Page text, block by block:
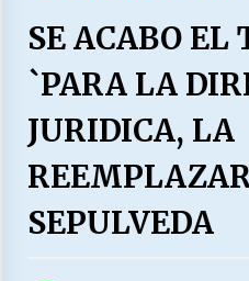
LA DC POR
28/07/2026
“ORGULLOSOS
CUMPLEAÑOS
27/07/2026
SE ACABO EL
`PARA LA
JURIDICA, LA
SEPULVEDA